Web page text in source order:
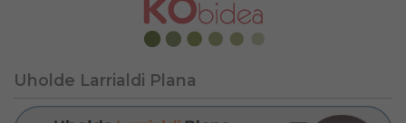
Uholde Larrialdi Plana